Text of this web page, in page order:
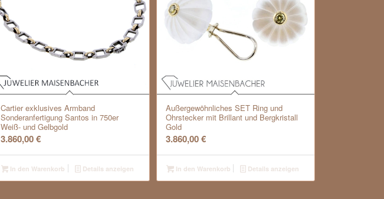
Cartier exklusives Armband
Sonderanfertigung Santos in 750er
Weiß- und Gelbgold
3.860,00€
In den Warenkorb Details anzeigen
Außergewöhnliches SET Ring und
Ohrstecker mit Brillant und Bergkristall
Gold
3.860,00€
In den Warenkorb Details anzeigen